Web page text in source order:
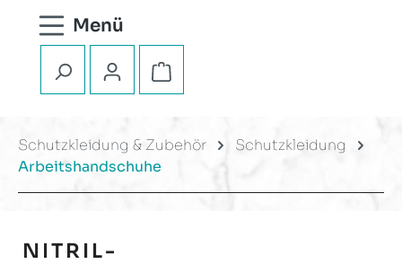
Warenkorb enthält 0
Schutzkleidung & Zubehör
Schutzkleidung
Arbeitshandschuhe
NITRIL-